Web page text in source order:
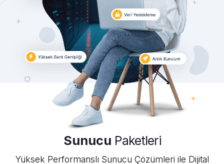
Sunucu Paketleri
Yüksek Performanslı Sunucu Çözümleri ile Dijital